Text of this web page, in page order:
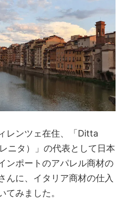
レンツェ在住、「Ditta
ニタ）」の代表として日本
ンポートのアパレル商材の
んに、イタリア商材の仕入
てみました。